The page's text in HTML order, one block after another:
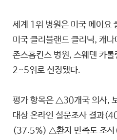
세계 1위 병원은 미국 메이요
미국 클리블랜드 클리닉, 캐
존스홉킨스 병원, 스웨덴 카롤
2~5위로 선정됐다.
평가 항목은 △30개국 의사,
대상 온라인 설문조사 결과
(37.5%) △환자 만족도 조